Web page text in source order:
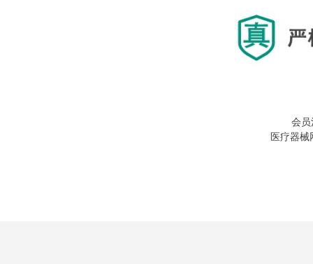
会
医疗器